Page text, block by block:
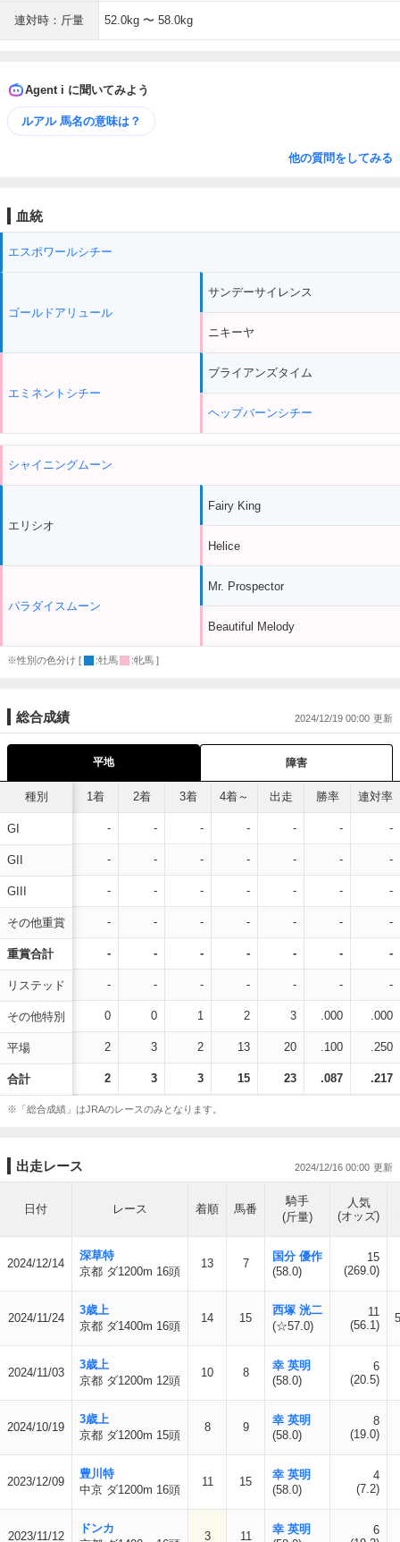
連対時：斤量 52.0kg 〜 58.0kg
Agent i に聞いてみよう
ルアル 馬名の意味は？
他の質問をしてみる
血統
エスポワールシチー
ゴールドアリュール
エミネントシチー
サンデーサイレンス
ニキーヤ
ブライアンズタイム
ヘップバーンシチー
シャイニングムーン
エリシオ
パラダイスムーン
Fairy King
Helice
Mr. Prospector
Beautiful Melody
※性別の色分け [ :牡馬 :牝馬 ]
総合成績 2024/12/19 00:00
平地 障害
種別
GI
GII
GIII
その他重賞
重賞合計
リステッド
その他特別
平場
合計
1着 2着 3着 4着～ 出走 勝率 連対率
- - - - - - -
- - - - - - -
- - - - - - -
- - - - - - -
- - - - - - -
- - - - - - -
0 0 1 2 3 .000 .000
2 3 2 13 20 .100 .250
2 3 3 15 23 .087 .217
※「総合成績」はJRAのレースのみとなります。
出走レース 2024/12/16 00:00
日付 レース 着順 馬番
騎手
(斤量)
人気
(オッズ)
2024/12/14
深草特
京都 ダ1200m 16頭
13 7
国分 優作
(58.0)
15
(269.0)
2024/11/24
3歳上
京都 ダ1400m 16頭
14 15
西塚 洸二
(☆57.0)
11
(56.1)
2024/11/03
3歳上
京都 ダ1200m 12頭
10 8
幸 英明
(58.0)
6
(20.5)
2024/10/19
3歳上
京都 ダ1200m 15頭
8 9
幸 英明
(58.0)
8
(19.0)
2023/12/09
豊川特
中京 ダ1200m 16頭
11 15
幸 英明
(58.0)
4
(7.2)
2023/11/12
ドンカ
3 11
幸 英明
6